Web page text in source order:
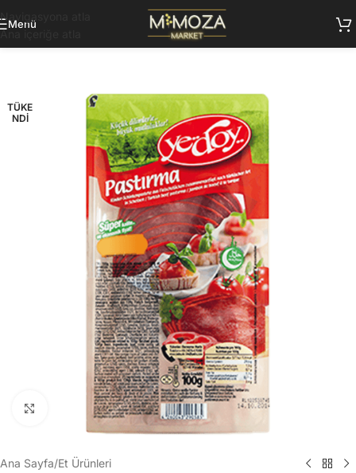
Navigasyona atla
Ana içeriğe atla
Menü
TÜKE
NDI
Büyütmek için tıklayın
Ana Sayfa/Et Ürünleri